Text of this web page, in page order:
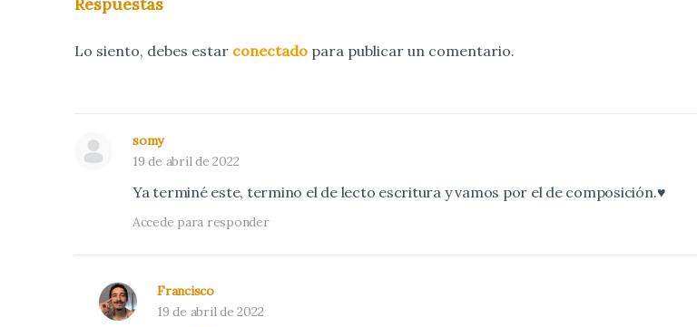
Lo siento, debes estar conectado para publicar un comentario.
somy
19 de abril de 2022
Ya terminé este, termino el de lecto escritura y vamos por el de composición.♥
Accede para responder
Francisco
19 de abril de 2022